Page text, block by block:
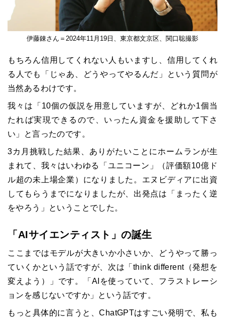
伊藤錬さん＝2024年11月19日、東京都文京区、関口聡撮影
もちろん信用してくれない人もいますし、信用してくれ
る人でも「じゃあ、どうやってやるんだ」という質問が
当然あるわけです。
我々は「10個の仮説を用意していますが、どれか1個当
たれば実現できるので、いったん資金を援助して下さ
い」と言ったのです。
3カ月挑戦した結果、ありがたいことにホームランが生
まれて、我々はいわゆる「ユニコーン」（評価額10億ド
ル超の未上場企業）になりました。エヌビディアに出資
してもらうまでになりましたが、出発点は「まったく逆
をやろう」ということでした。
「AIサイエンティスト」の誕生
ここまではモデルが大きいか小さいか、どうやって勝っ
ていくかという話ですが、次は「think different（発想を
変えよう）」です。「AIを使っていて、フラストレーシ
ョンを感じないですか」という話です。
もっと具体的に言うと、ChatGPTはすごい発明で、私も